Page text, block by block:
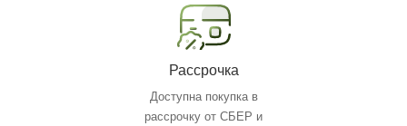
Рассрочка
Доступна покупка в
рассрочку от СБЕР и